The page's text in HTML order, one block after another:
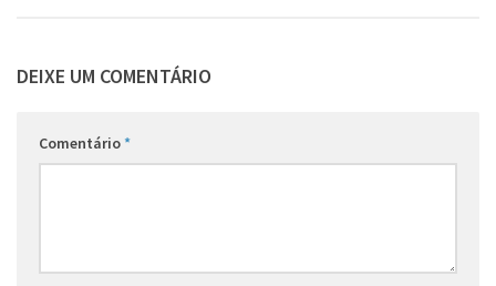
DEIXE UM COMENTÁRIO
Comentário*